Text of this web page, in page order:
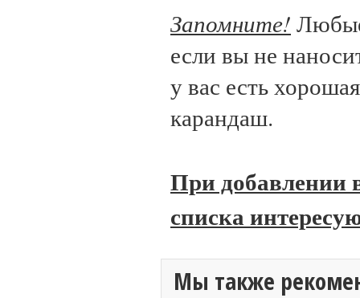
Запомните!
если вы не
у вас есть
карандаш.
При добавлении
списка
Мы также